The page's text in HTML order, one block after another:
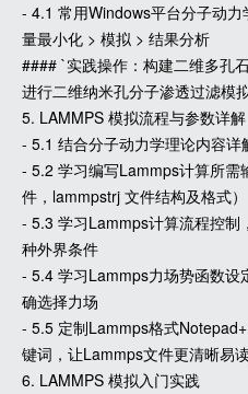
- 4.1 常用Windows平台分子动
量最小化 > 模拟 > 结果分析
#### `实践操作：构建二维多孔
进行二维纳米孔分子渗透过滤模
5. LAMMPS 模拟流程与参数详解
- 5.1 结合分子动力学理论内容详
- 5.2 学习编写Lammps计算所需
件，lammpstrj 文件结构及格式）
- 5.3 学习Lammps计算流程控制
种外界条件
- 5.4 学习Lammps力场势函数设
确选择力场
- 5.5 定制Lammps格式
键词，让Lammps文件更清晰易读
6. LAMMPS 模拟入门实践